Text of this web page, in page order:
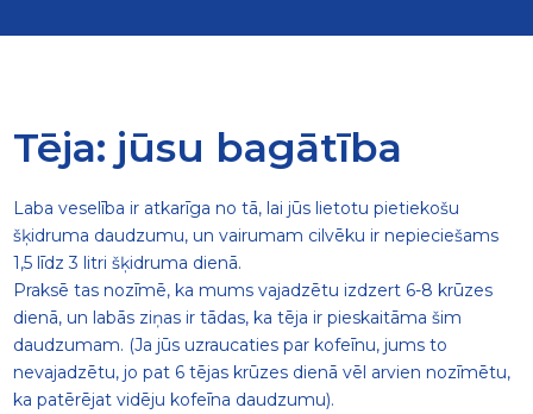
Tēja: jūsu bagātība
Laba veselība ir atkarīga no tā, lai jūs lietotu pietiekošu
šķidruma daudzumu, un vairumam cilvēku ir nepieciešams
1,5 līdz 3 litri šķidruma dienā.
Praksē tas nozīmē, ka mums vajadzētu izdzert 6-8 krūzes
dienā, un labās ziņas ir tādas, ka tēja ir pieskaitāma šim
daudzumam. (Ja jūs uzraucaties par kofeīnu, jums to
nevajadzētu, jo pat 6 tējas krūzes dienā vēl arvien nozīmētu,
ka patērējat vidēju kofeīna daudzumu).